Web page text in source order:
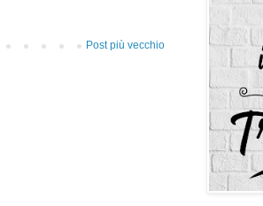
Post più vecchio